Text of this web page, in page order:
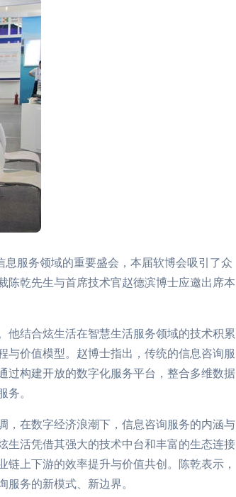
服务领域的重要盛会，本届软博会吸引了众
陈乾先生与首席技术官赵德滨博士应邀出席本
他结合炫生活在智慧生活服务领域的技术积累
价值模型。赵博士指出，传统的信息咨询服
过构建开放的数字化服务平台，整合多维数据
。
，在数字经济浪潮下，信息咨询服务的内涵与
生活凭借其强大的技术中台和丰富的生态连接
上下游的效率提升与价值共创。陈乾表示，
务的新模式、新边界。